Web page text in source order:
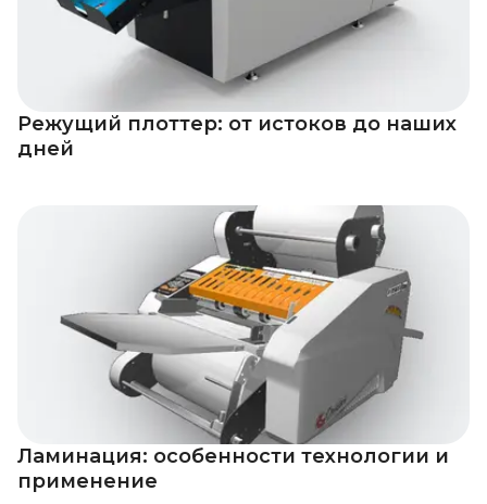
Режущий плоттер: от истоков до наших
дней
Ламинация: особенности технологии и
применение